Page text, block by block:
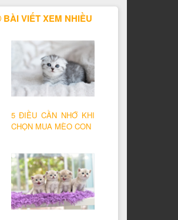
BÀI VIẾT XEM NHIỀU
5 ĐIỀU CẦN NHỚ KHI
CHỌN MUA MÈO CON